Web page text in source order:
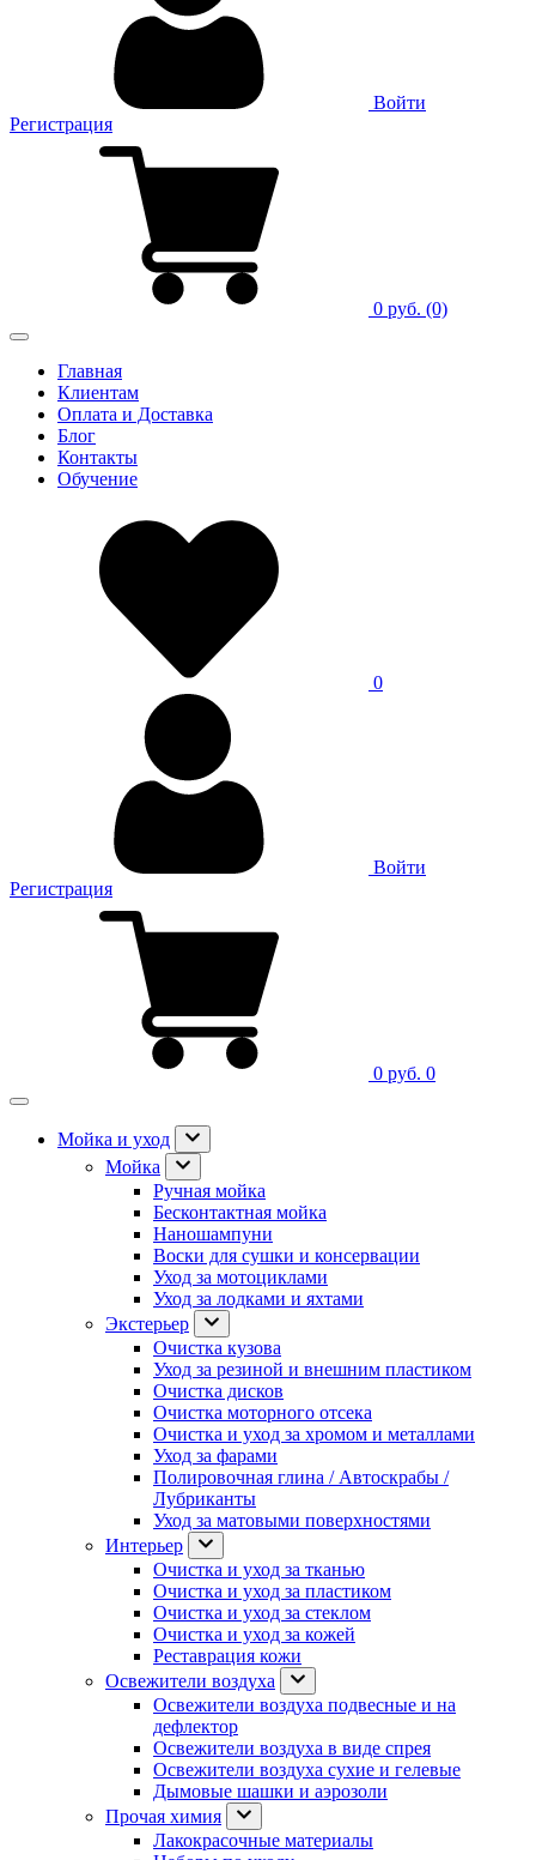
Войти
Регистрация
0 руб. (0)
Главная
Клиентам
Оплата и Доставка
Блог
Контакты
Обучение
0
Войти
Регистрация
0 руб. 0
Мойка и уход
Мойка
Ручная мойка
Бесконтактная мойка
Наношампуни
Воски для сушки и консервации
Уход за мотоциклами
Уход за лодками и яхтами
Экстерьер
Очистка кузова
Уход за резиной и внешним пластиком
Очистка дисков
Очистка моторного отсека
Очистка и уход за хромом и металлами
Уход за фарами
Полировочная глина / Автоскрабы /
Лубриканты
Уход за матовыми поверхностями
Интерьер
Очистка и уход за тканью
Очистка и уход за пластиком
Очистка и уход за стеклом
Очистка и уход за кожей
Реставрация кожи
Освежители воздуха
Освежители воздуха подвесные и на
дефлектор
Освежители воздуха в виде спрея
Освежители воздуха сухие и гелевые
Дымовые шашки и аэрозоли
Прочая химия
Лакокрасочные материалы